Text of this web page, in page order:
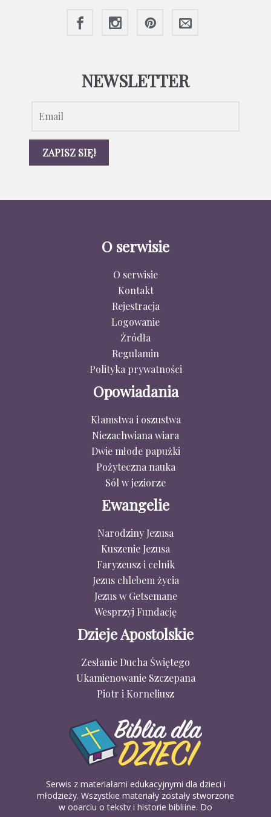
NEWSLETTER
O serwisie
O serwisie
Kontakt
Rejestracja
Logowanie
Źródła
Regulamin
Polityka prywatności
Opowiadania
Kłamstwa i oszustwa
Niezachwiana wiara
Dwie młode papużki
Pożyteczna nauka
Sól w jeziorze
Ewangelie
Narodziny Jezusa
Kuszenie Jezusa
Faryzeusz i celnik
Jezus chlebem życia
Jezus w Getsemane
Wesprzyj Fundację
Dzieje Apostolskie
Zesłanie Ducha Świętego
Ukamienowanie Szczepana
Piotr i Korneliusz
Serwis z materiałami edukacyjnymi dla dzieci i
młodzieży. Wszystkie materiały zostały stworzone
w oparciu o teksty i historie biblijne. Do